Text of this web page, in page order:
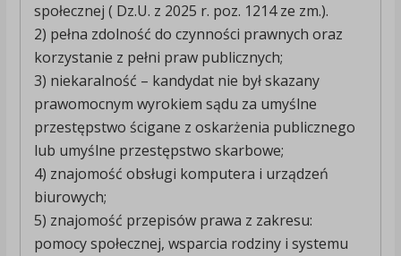
społecznej ( Dz.U. z 2025 r. poz. 1214 ze zm.).
2) pełna zdolność do czynności prawnych oraz
korzystanie z pełni praw publicznych;
3) niekaralność – kandydat nie był skazany
prawomocnym wyrokiem sądu za umyślne
przestępstwo ścigane z oskarżenia publicznego
lub umyślne przestępstwo skarbowe;
4) znajomość obsługi komputera i urządzeń
biurowych;
5) znajomość przepisów prawa z zakresu:
pomocy społecznej, wsparcia rodziny i systemu